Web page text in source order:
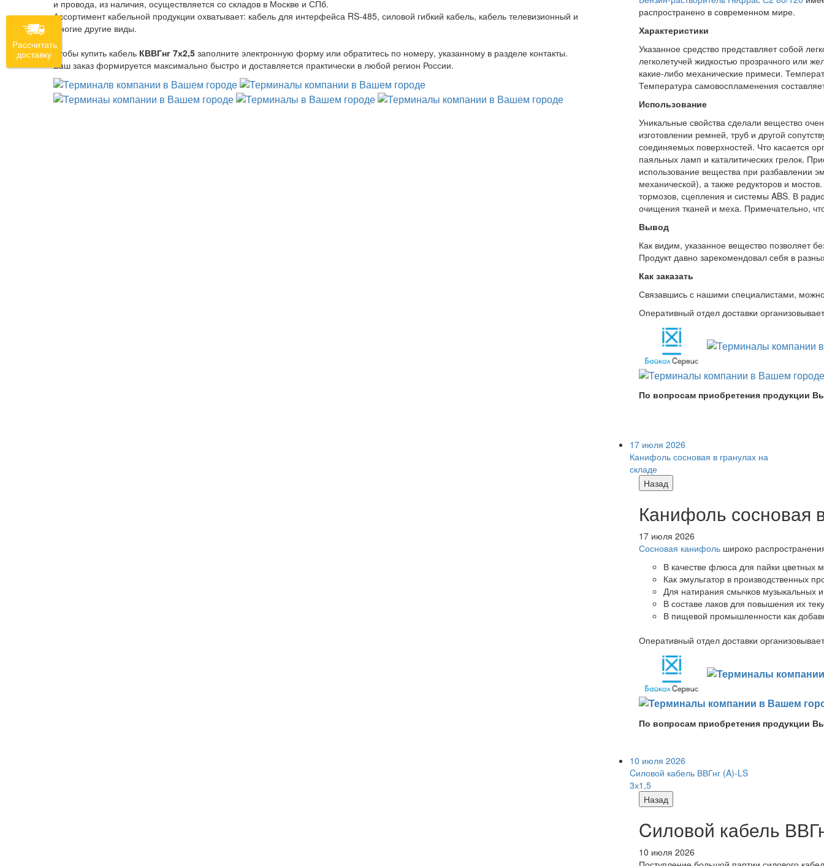
и провода, из наличия, осуществляется со складов в Москве и СПб.
Ассортимент кабельной продукции охватывает: кабель для интерфейса RS-485, силовой гибкий кабель, кабель телевизионный и
многие другие виды.
Чтобы купить кабель КВВГнг 7х2,5 заполните электронную форму или обратитесь по номеру, указанному в разделе контакты.
Ваш заказ формируется максимально быстро и доставляется практически в любой регион России.
распространено в современном мире.
Характеристики
Указанное средство представляет собой
легколетучей жидкостью прозрачного или
какие-либо механические примеси.
Температура самовоспламенения
Использование
Уникальные свойства сделали вещество
изготовлении ремней, труб и другой
соединяемых поверхностей. Что касается
паяльных ламп и каталитических грелок.
использование вещества при разбавлении
механической), а также редукторов и
тормозов, сцепления и системы ABS. В
очищения тканей и меха. Примечательно,
Вывод
Как видим, указанное вещество позволяет
Продукт давно зарекомендовал себя в
Как заказать
Связавшись с нашими специалистами,
Оперативный отдел доставки
По вопросам приобретения продукции
17 июля 2026
Канифоль сосновая в гранулах на
складе
Назад
Канифоль сосновая
17 июля 2026
Сосновая канифоль широко
В качестве флюса для пайки цветных
Как эмульгатор в производственных
Для натирания смычков музыкальных
В составе лаков для повышения их
В пищевой промышленности как
Оперативный отдел доставки
По вопросам приобретения продукции
10 июля 2026
Cиловой кабель ВВГнг (A)-LS
3х1,5
Назад
Cиловой кабель
10 июля 2026
Рассчитать
доставку